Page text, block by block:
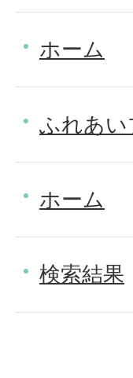
ホーム
ふれあい
ホーム
検索結果